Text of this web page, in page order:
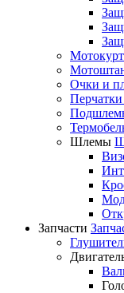
Очки и
Шлемы
Запчасти